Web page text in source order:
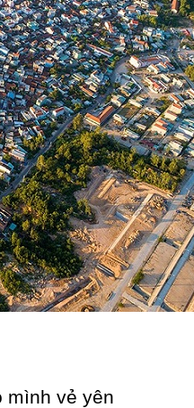
mình vẻ yên